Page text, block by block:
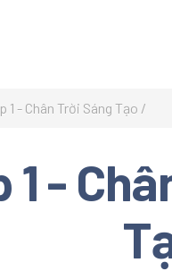
Xem và
giáo khoa tiểu
các môn học
1 - Chân Trời Sáng Tạo
1 -